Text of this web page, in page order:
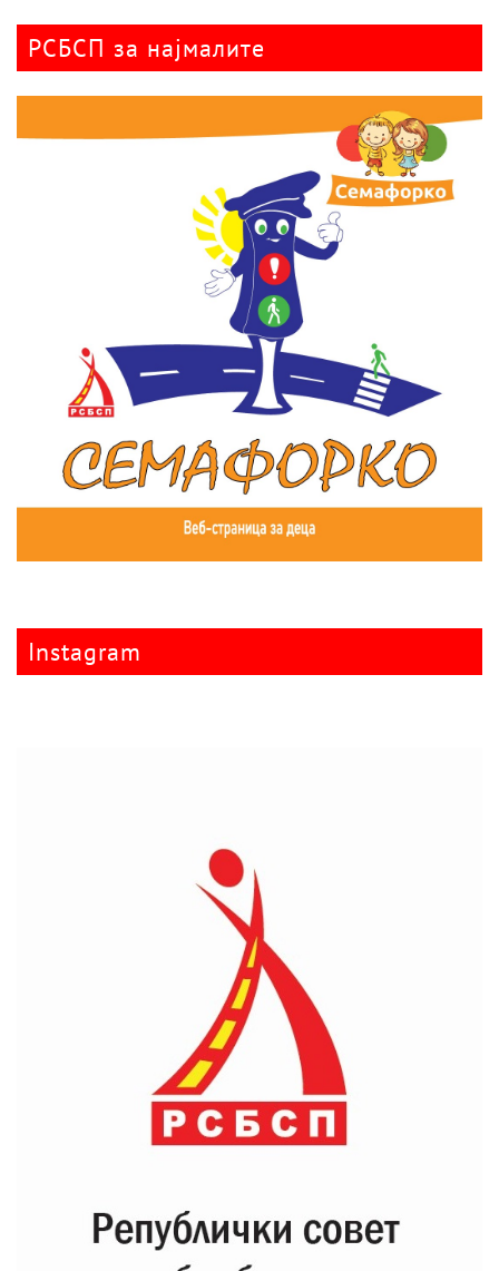
РСБСП за најмалите
Instagram